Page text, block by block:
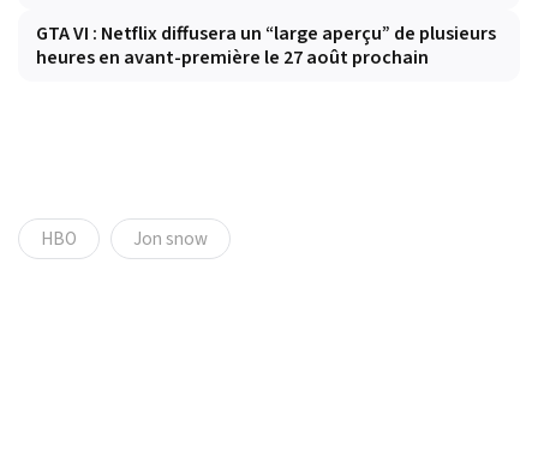
GTA VI : Netflix diffusera un “large aperçu” de plusieurs
heures en avant-première le 27 août prochain
HBO Jon snow